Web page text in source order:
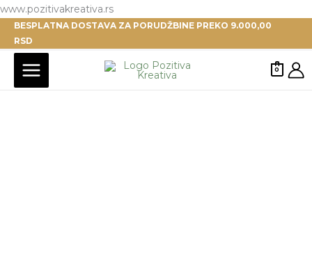
www.pozitivakreativa.rsPređi
na
BESPLATNA DOSTAVA ZA PORUDŽBINE PREKO 9.000,00
RSD
0